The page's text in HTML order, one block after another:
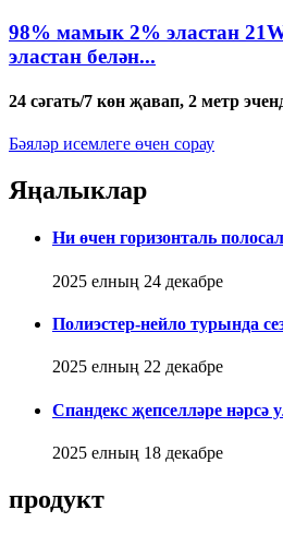
98% мамык 2% эластан
эластан белән...
24 сәгать/7 көн җавап, 2 метр
Бәяләр исемлеге өчен сорау
Яңалыклар
Ни өчен горизонталь
2025 елның 24 декабре
Полиэстер-нейло турында
2025 елның 22 декабре
Спандекс җепселләре нәрсә
2025 елның 18 декабре
продукт